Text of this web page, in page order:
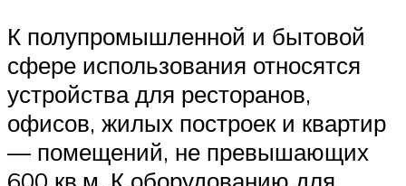
К полупромышленной и бытовой
сфере использования относятся
устройства для ресторанов,
офисов, жилых построек и квартир
— помещений, не превышающих